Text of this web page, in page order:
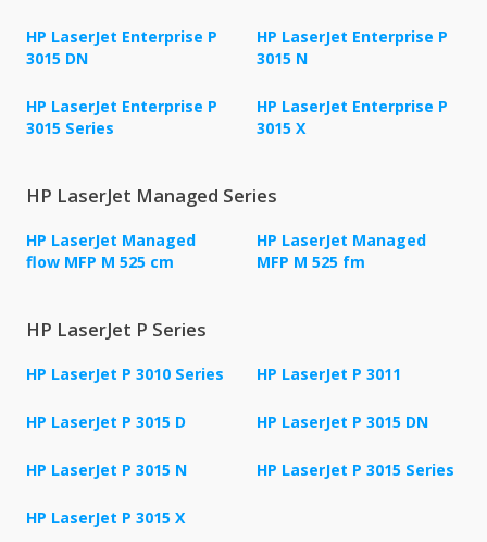
HP LaserJet Enterprise P
3015 DN
HP LaserJet Enterprise P
3015 N
HP LaserJet Enterprise P
3015 Series
HP LaserJet Enterprise P
3015 X
HP LaserJet Managed Series
HP LaserJet Managed
flow MFP M 525 cm
HP LaserJet Managed
MFP M 525 fm
HP LaserJet P Series
HP LaserJet P 3010 Series HP LaserJet P 3011
HP LaserJet P 3015 D HP LaserJet P 3015 DN
HP LaserJet P 3015 N HP LaserJet P 3015 Series
HP LaserJet P 3015 X